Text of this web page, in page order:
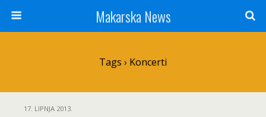
Makarska News
Tags › Koncerti
17. LIPNJA 2013.